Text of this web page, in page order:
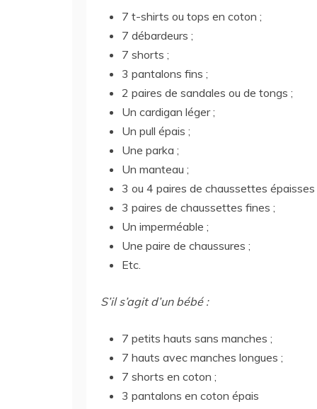
7 t-shirts ou tops en coton ;
7 débardeurs ;
7 shorts ;
3 pantalons fins ;
2 paires de sandales ou de tongs ;
Un cardigan léger ;
Un pull épais ;
Une parka ;
Un manteau ;
3 ou 4 paires de chaussettes
3 paires de chaussettes fines ;
Un imperméable ;
Une paire de chaussures ;
Etc.
S’il s’agit d’un bébé :
7 petits hauts sans manches ;
7 hauts avec manches longues ;
7 shorts en coton ;
3 pantalons en coton épais